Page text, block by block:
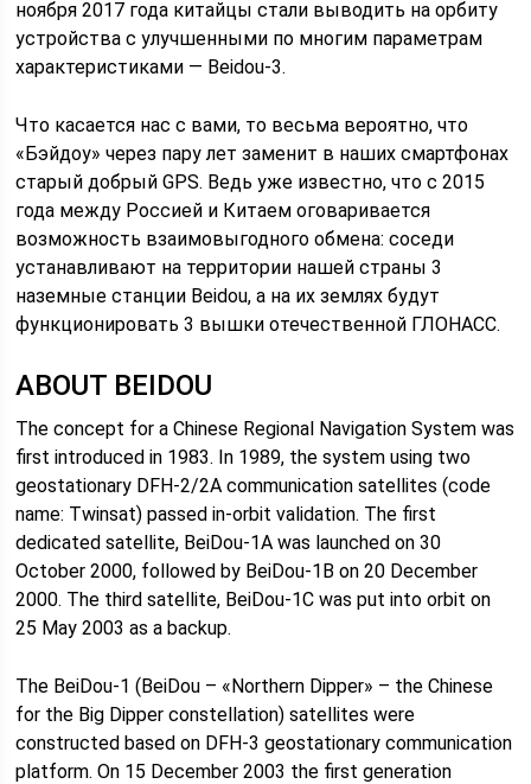
ноября 2017 года китайцы стали выводить на орбиту
устройства с улучшенными по многим параметрам
характеристиками — Beidou-3.
Что касается нас с вами, то весьма вероятно, что
«Бэйдоу» через пару лет заменит в наших смартфонах
старый добрый GPS. Ведь уже известно, что с 2015
года между Россией и Китаем оговаривается
возможность взаимовыгодного обмена: соседи
устанавливают на территории нашей страны 3
наземные станции Beidou, а на их землях будут
функционировать 3 вышки отечественной ГЛОНАСС.
ABOUT BEIDOU
The concept for a Chinese Regional Navigation System was
first introduced in 1983. In 1989, the system using two
geostationary DFH-2/2A communication satellites (code
name: Twinsat) passed in-orbit validation. The first
dedicated satellite, BeiDou-1A was launched on 30
October 2000, followed by BeiDou-1B on 20 December
2000. The third satellite, BeiDou-1C was put into orbit on
25 May 2003 as a backup.
The BeiDou-1 (BeiDou – «Northern Dipper» – the Chinese
for the Big Dipper constellation) satellites were
constructed based on DFH-3 geostationary communication
platform. On 15 December 2003 the first generation